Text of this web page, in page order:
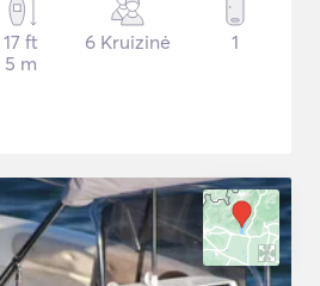
17 ft
5 m
6 Kruizinė 1